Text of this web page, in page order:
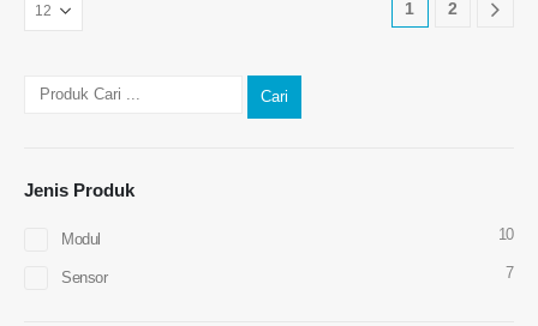
1 2
Cari
Jenis Produk
Modul 10
Sensor 7